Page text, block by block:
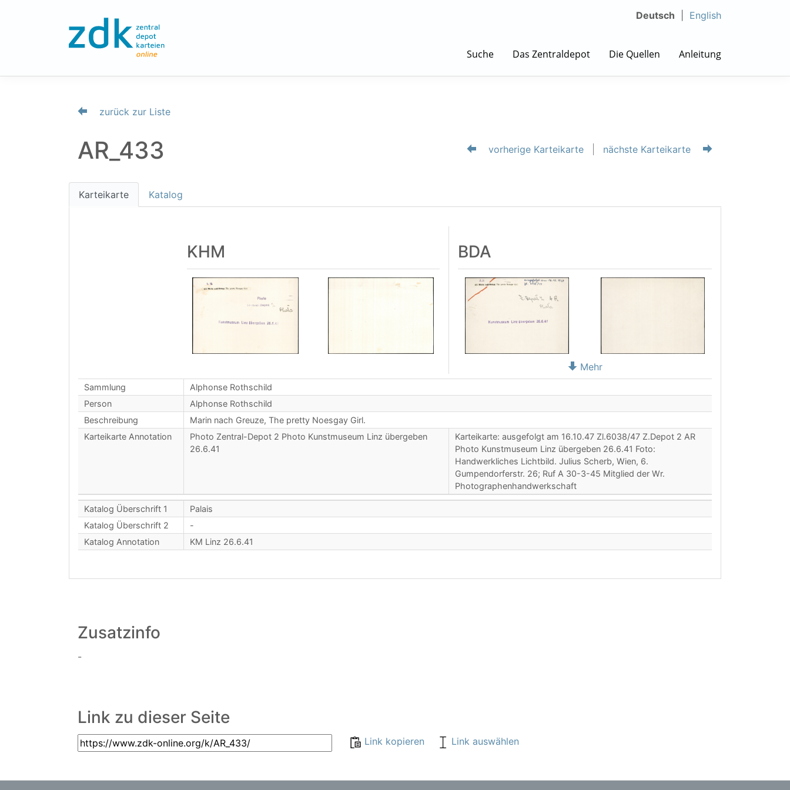
Deutsch English
Suche Das Zentraldepot Die Quellen Anleitung
zurück zur Liste
AR_433 vorherige Karteikarte nächste Karteikarte
Karteikarte Katalog
KHM BDA
Mehr
Sammlung
Alphonse Rothschild
Person
Alphonse Rothschild
Beschreibung
Marin nach Greuze, The pretty Noesgay Girl.
Karteikarte Annotation
Photo Zentral-Depot 2 Photo Kunstmuseum Linz übergeben
26.6.41
Karteikarte: ausgefolgt am 16.10.47 Zl.6038/47 Z.Depot 2 AR
Photo Kunstmuseum Linz übergeben 26.6.41 Foto:
Handwerkliches Lichtbild. Julius Scherb, Wien, 6.
Gumpendorferstr. 26; Ruf A 30-3-45 Mitglied der Wr.
Photographenhandwerkschaft
Katalog Überschrift 1
Palais
Katalog Überschrift 2
-
Katalog Annotation
KM Linz 26.6.41
Zusatzinfo
-
Link zu dieser Seite
Link kopieren Link auswählen